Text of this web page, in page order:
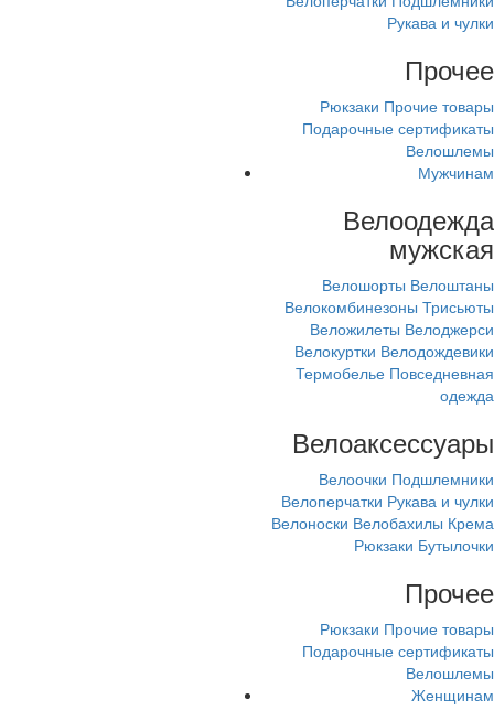
Рукава и чулки
Прочее
Рюкзаки Прочие товары
Подарочные сертификаты
Велошлемы
Мужчинам
Велоодежда
мужская
Велошорты Велоштаны
Велокомбинезоны Трисьюты
Веложилеты Велоджерси
Велокуртки Велодождевики
Термобелье Повседневная
одежда
Велоаксессуары
Велоочки Подшлемники
Велоперчатки Рукава и чулки
Велоноски Велобахилы Крема
Рюкзаки Бутылочки
Прочее
Рюкзаки Прочие товары
Подарочные сертификаты
Велошлемы
Женщинам